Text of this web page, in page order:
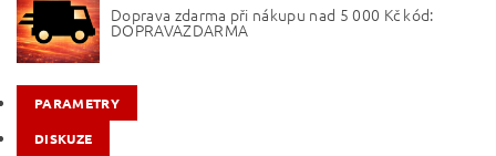
Doprava zdarma při nákupu nad 5 000 Kč kód:
DOPRAVAZDARMA
PARAMETRY
DISKUZE